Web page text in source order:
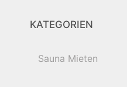
KATEGORIEN
Sauna Mieten